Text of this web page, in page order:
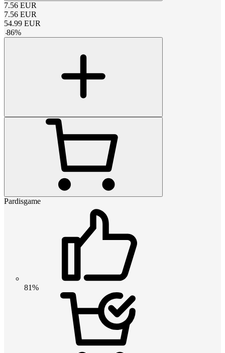
7.56 EUR
7.56 EUR
54.99 EUR
-86%
Pardisgame
81%